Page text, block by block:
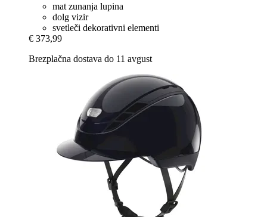
mat zunanja lupina
dolg vizir
svetleči dekorativni elementi
€ 373,99
Brezplačna dostava do 11 avgust